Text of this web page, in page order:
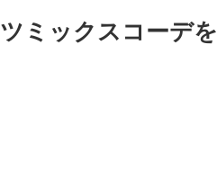
ミックスコーデ